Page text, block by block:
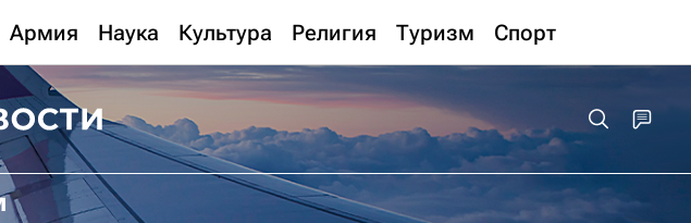
Армия Наука Культура Религия Туризм Спорт